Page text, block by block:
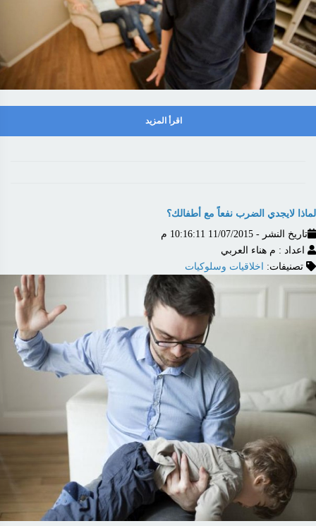
اقرأ المزيد
لماذا لايجدي الضرب نفعاً مع أطفالك؟
تاريخ النشر - 11/07/2015 10:16:11 م
اعداد : م هناء العربي
تصنيفات:
اخلاقيات وسلوكيات